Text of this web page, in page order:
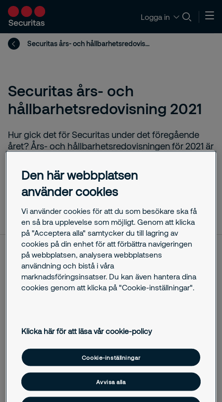
Logga in
Securitas års- och hållbarhetsredovisning 2021
Securitas års- och
hållbarhetsredovisning 2021
Hur gick det för Securitas under det föregående
året? Års- och hållbarhetsredovisningen för 2021 är
Securitas spelar en viktig roll för våra kunder och vårt
samhälle, år 2021 var inget undantag. I en värld där riskerna
ständigt förändras hjälper vi människor att känna sig trygga
– året runt, dygnet runt.
Års- och hållbarhetsredovisningen för 2021 är nu tillgänglig
och kan läsas och laddas ner via länken nedan.
Securitas Års- och hållbarhetsredovisning
Den här webbplatsen
använder cookies
Vi använder cookies för att du som besökare ska få
en så bra upplevelse som möjligt. Genom att klicka
på "Acceptera alla" samtycker du till lagring av
cookies på din enhet för att förbättra navigeringen
på webbplatsen, analysera webbplatsens
användning och bistå i våra
marknadsföringsinsatser. Du kan även hantera dina
cookies genom att klicka på "Cookie-inställningar".
Klicka här för att läsa vår cookie-policy
Cookie-inställningar
Avvisa alla